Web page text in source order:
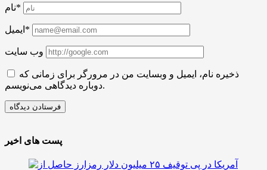
نام*
ایمیل*
وب سایت
ذخیره نام، ایمیل و وبسایت من در مرورگر برای زمانی که
دوباره دیدگاهی می‌نویسم.
پست های اخیر